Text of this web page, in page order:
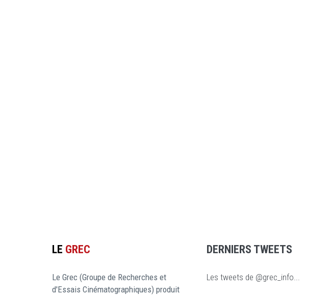
LE GREC
Le Grec (Groupe de Recherches et
d'Essais Cinématographiques) produit
DERNIERS TWEETS
Les tweets de @grec_info...